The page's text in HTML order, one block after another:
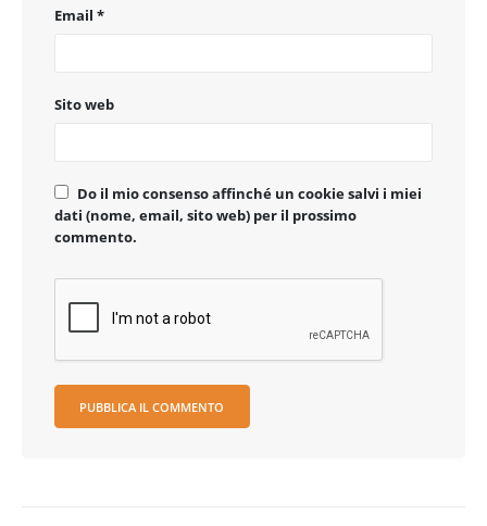
Email *
Sito web
Do il mio consenso affinché un cookie salvi i miei
dati (nome, email, sito web) per il prossimo
commento.